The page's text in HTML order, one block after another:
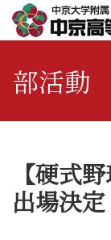
部活動
【硬式
出場決定